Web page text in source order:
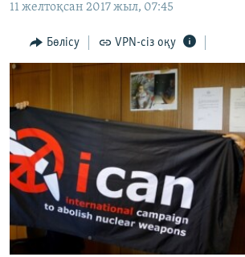
Skip
Search
ӘЛЕУМЕТ
ӘЛЕМ
АРНАЙЫ ЖОБАЛАР
Русский
ЖАЗЫЛЫҢЫЗ
Басқа тілдерде
11 желтоқсан 2017 жыл, 07:45
Бөлісу VPN-сіз оқу